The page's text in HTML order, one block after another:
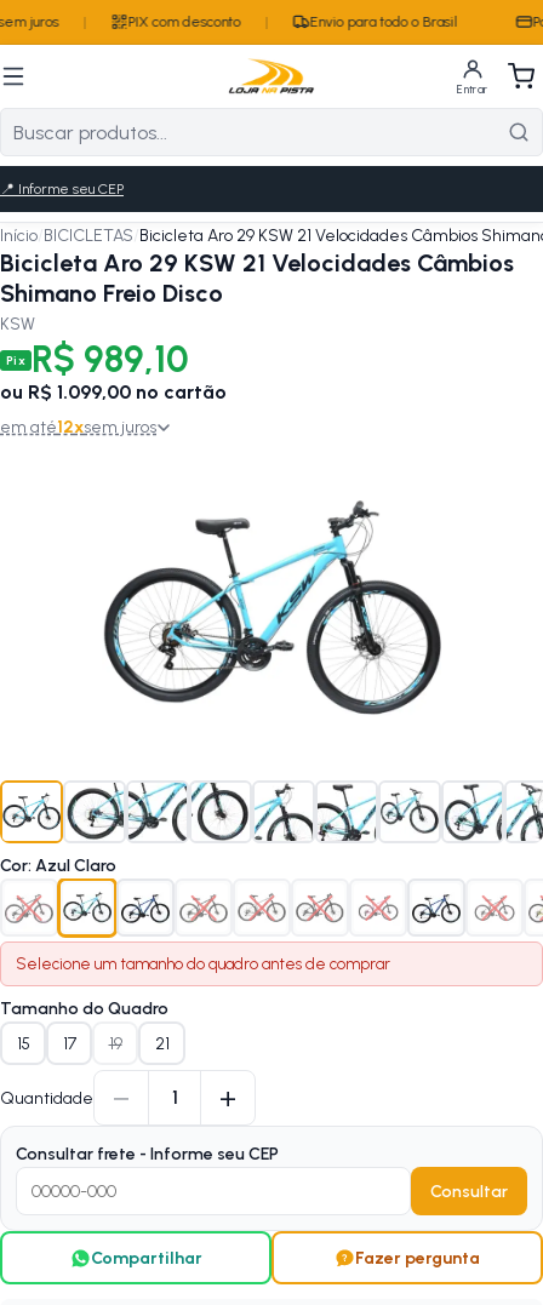
juros PIX com desconto Envio para todo o Brasil
Entrar
📍 Informe seu CEP
Início/BICICLETAS/Bicicleta Aro 29 KSW 21 Velocidades Câmbios
Bicicleta Aro 29 KSW 21 Velocidades Câmbios
Shimano Freio Disco
KSW
Pix R$ 989,10
ou R$ 1.099,00 no cartão
em até12xsem juros
Cor: Azul Claro
Selecione um tamanho do quadro antes de comprar
Tamanho do Quadro
15
17 19 21
Quantidade − 1 +
Consultar frete - Informe seu CEP
Consultar
Compartilhar Fazer pergunta